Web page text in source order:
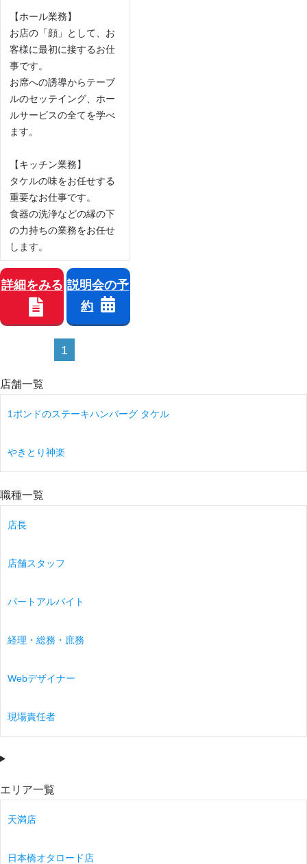
【ホール業務】
お店の「顔」として、お
客様に最初に接するお仕
事です。
お席への誘導からテーブ
ルのセッテイング、ホー
ルサービスの全てを学べ
ます。
【キッチン業務】
タケルの味をお任せする
重要なお仕事です。
食器の洗浄などの縁の下
の力持ちの業務をお任せ
します。
詳細をみる 説明会の予
約
1
店舗一覧
1ポンドのステーキハンバーグ タケル
やきとり神楽
職種一覧
店長
店舗スタッフ
パートアルバイト
経理・総務・庶務
Webデザイナー
現場責任者
エリア一覧
天満店
日本橋オタロード店